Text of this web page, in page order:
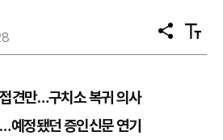
공
유
텍
스
견만…구치소 복귀 의사
예정됐던 증인신문 연기